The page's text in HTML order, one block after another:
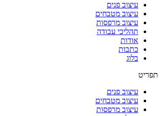
עיצוב פנים
עיצוב מטבחים
עיצוב מרפסות
תהליכי עבודה
אודות
כתבות
בלוג
תפריט
עיצוב פנים
עיצוב מטבחים
עיצוב מרפסות